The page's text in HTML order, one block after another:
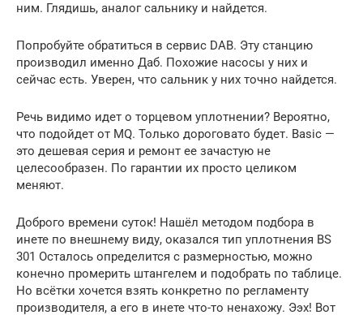
ним. Глядишь, аналог сальнику и найдется.
Попробуйте обратиться в сервис DAB. Эту станцию
производил именно Даб. Похожие насосы у них и
сейчас есть. Уверен, что сальник у них точно найдется.
Речь видимо идет о торцевом уплотнении? Вероятно,
что подойдет от MQ. Только дороговато будет. Basic —
это дешевая серия и ремонт ее зачастую не
целесообразен. По гарантии их просто целиком
меняют.
Доброго времени суток! Нашёл методом подбора в
инете по внешнему виду, оказался тип уплотнения BS
301 Осталось определится с размерностью, можно
конечно промерить штангелем и подобрать по таблице.
Но всётки хочется взять конкретно по регламенту
производителя, а его в инете что-то ненахожу. Ээх! Вот